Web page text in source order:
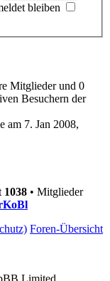
bleiben
Mitglieder und 0
Besuchern der
am 7. Jan 2008,
1038 • Mitglieder
Foren-Übersicht